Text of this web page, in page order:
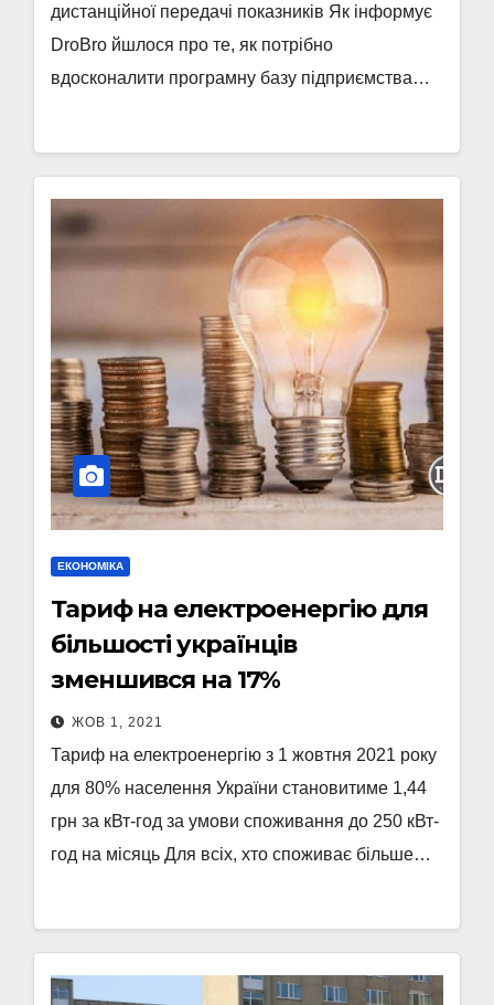
дистанційної передачі показників Як інформує
DroBro йшлося про те, як потрібно
вдосконалити програмну базу підприємства…
ЕКОНОМІКА
Тариф на електроенергію для
більшості українців
зменшився на 17%
ЖОВ 1, 2021
Тариф на електроенергію з 1 жовтня 2021 року
для 80% населення України становитиме 1,44
грн за кВт-год за умови споживання до 250 кВт-
год на місяць Для всіх, хто споживає більше…